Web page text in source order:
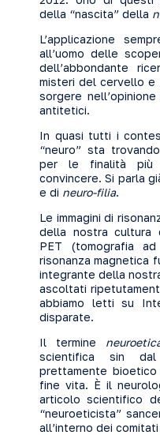
della “nascita” della
L’applicazione
all’uomo delle
dell’abbondante
misteri del cervello e
sorgere
antitetici.
In quasi tutti i
“neuro” sta
per le finalità più
convincere. Si parla
e di neuro-filia.
Le immagini di
della nostra cultura
PET (tomografia
risonanza magnetica
integrante della
ascoltati
abbiamo letti su
disparate.
Il termine
scientifica sin
prettamente
fine vita. È il
articolo scientifico
“neuroeticista”
all’interno dei